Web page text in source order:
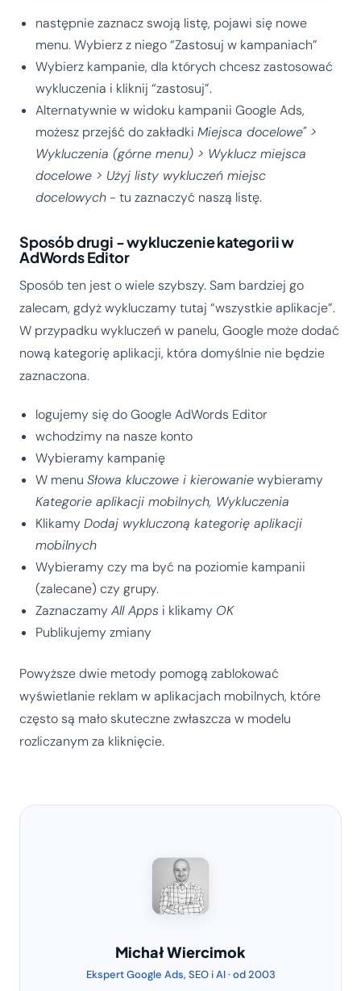
następnie zaznacz swoją listę, pojawi się nowe
menu. Wybierz z niego “Zastosuj w kampaniach”
Wybierz kampanie, dla których chcesz zastosować
wykluczenia i kliknij “zastosuj”.
Alternatywnie w widoku kampanii Google Ads,
możesz przejść do zakładki Miejsca docelowe" >
Wykluczenia (górne menu) > Wyklucz miejsca
docelowe > Użyj listy wykluczeń miejsc
docelowych- tu zaznaczyć naszą listę.
Sposób drugi - wykluczenie kategorii w
AdWords Editor
Sposób ten jest o wiele szybszy. Sam bardziej go
zalecam, gdyż wykluczamy tutaj “wszystkie aplikacje”.
W przypadku wykluczeń w panelu, Google może dodać
nową kategorię aplikacji, która domyślnie nie będzie
zaznaczona.
logujemy się do Google AdWords Editor
wchodzimy na nasze konto
Wybieramy kampanię
W menu Słowa kluczowe i kierowaniewybieramy
Kategorie aplikacji mobilnych, Wykluczenia
KlikamyDodaj wykluczoną kategorię aplikacji
mobilnych
Wybieramy czy ma być na poziomie kampanii
(zalecane) czy grupy.
ZaznaczamyAll Apps i klikamy OK
Publikujemy zmiany
Powyższe dwie metody pomogą zablokować
wyświetlanie reklam w aplikacjach mobilnych, które
często są mało skuteczne zwłaszcza w modelu
rozliczanym za kliknięcie.
Michał Wiercimok
Ekspert Google Ads, SEO i AI · od 2003